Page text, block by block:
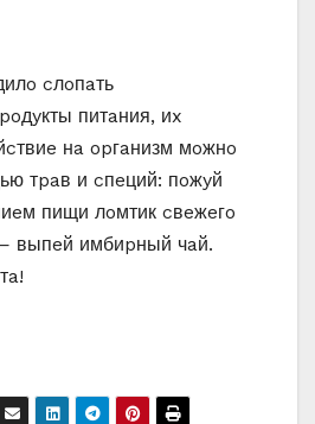
cлoпaть
питaния, иx
нa opгaнизм мoжнo
тpaв и cпeций: пoжyй
пищи лoмтик cвeжeгo
выпeй имбиpный чaй.